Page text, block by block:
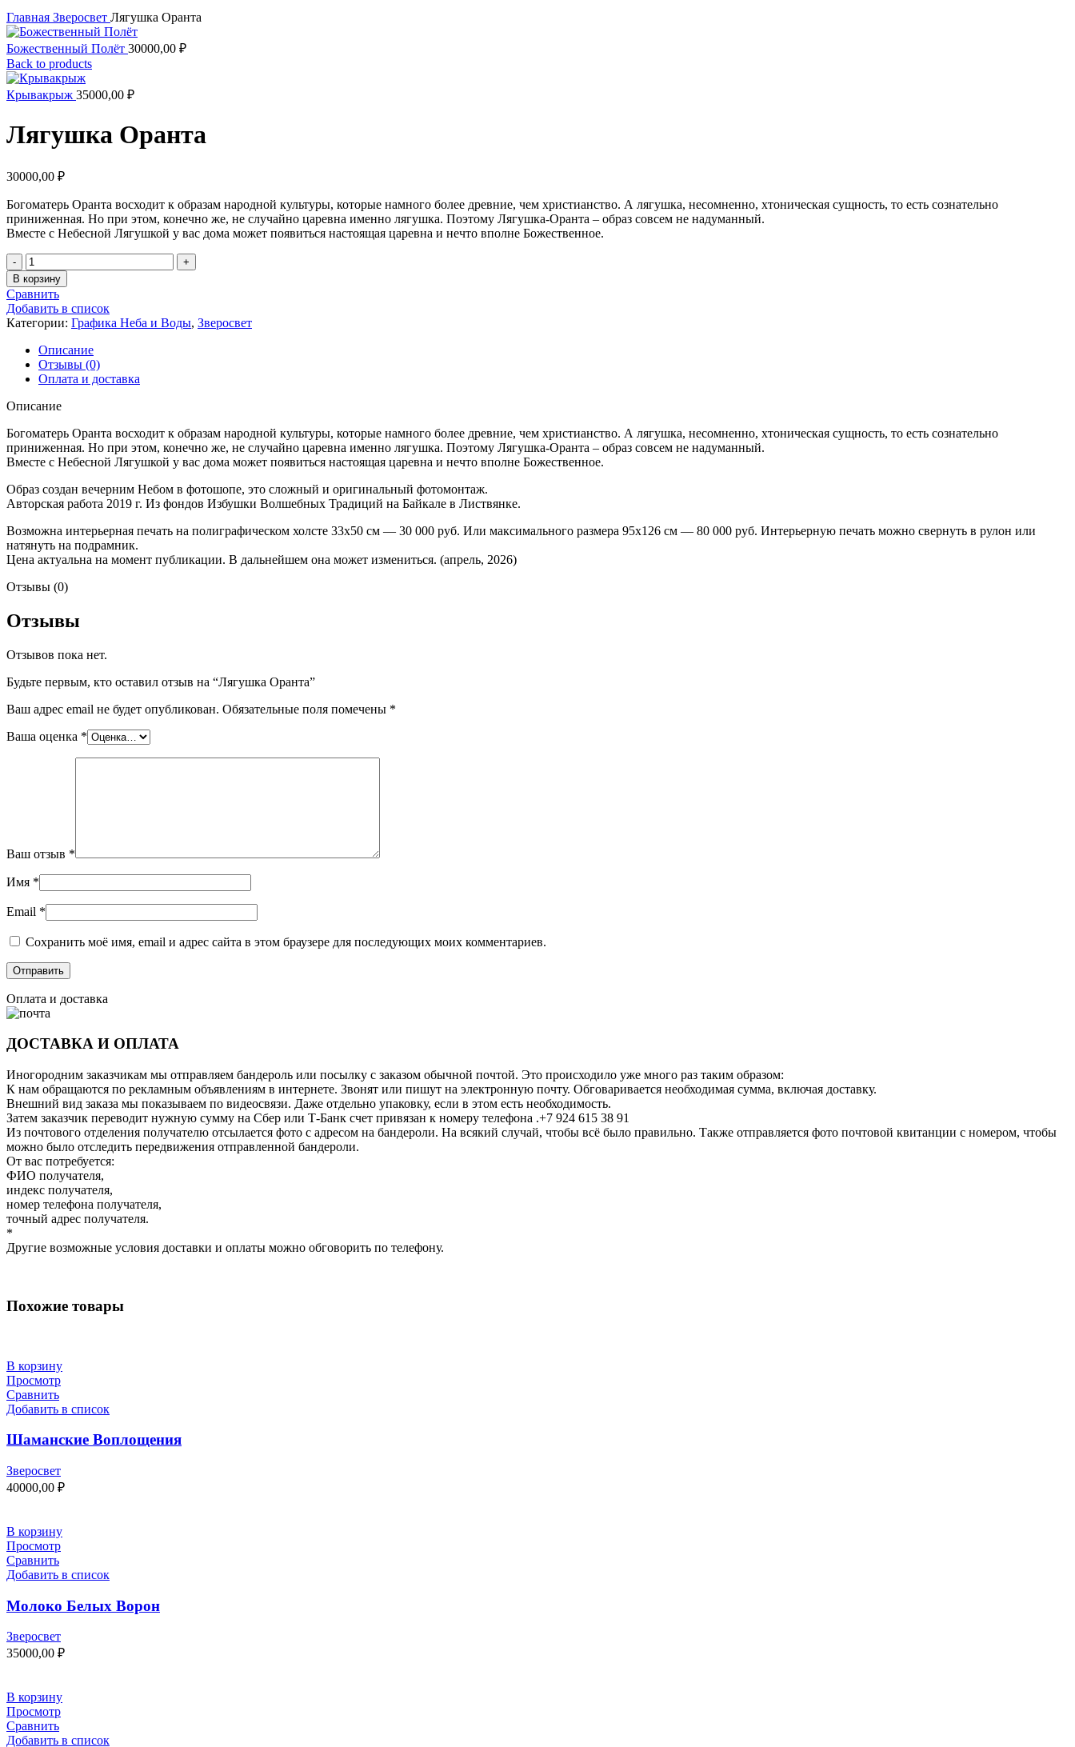
Главная Зверосвет Лягушка Оранта
Божественный Полёт 30000,00 ₽
Back to products
Крывакрыж 35000,00 ₽
Лягушка Оранта
30000,00 ₽
Богоматерь Оранта восходит к образам народной культуры, которые намного более древние, чем христианство. А лягушка, несомненно, хтоническая сущность, то есть сознательно
приниженная. Но при этом, конечно же, не случайно царевна именно лягушка. Поэтому Лягушка-Оранта – образ совсем не надуманный.
Вместе с Небесной Лягушкой у вас дома может появиться настоящая царевна и нечто вполне Божественное.
Количество
товара
Лягушка
Оранта
В корзину
Сравнить
Добавить в список
Категории: Графика Неба и Воды, Зверосвет
Описание
Отзывы (0)
Оплата и доставка
Описание
Богоматерь Оранта восходит к образам народной культуры, которые намного более древние, чем христианство. А лягушка, несомненно, хтоническая сущность, то есть сознательно
приниженная. Но при этом, конечно же, не случайно царевна именно лягушка. Поэтому Лягушка-Оранта – образ совсем не надуманный.
Вместе с Небесной Лягушкой у вас дома может появиться настоящая царевна и нечто вполне Божественное.
Образ создан вечерним Небом в фотошопе, это сложный и оригинальный фотомонтаж.
Авторская работа 2019 г. Из фондов Избушки Волшебных Традиций на Байкале в Листвянке.
Возможна интерьерная печать на полиграфическом холсте 33х50 см — 30 000 руб. Или максимального размера 95х126 см — 80 000 руб. Интерьерную печать можно свернуть в рулон или
натянуть на подрамник.
Цена актуальна на момент публикации. В дальнейшем она может измениться. (апрель, 2026)
Отзывы (0)
Отзывы
Отзывов пока нет.
Будьте первым, кто оставил отзыв на “Лягушка Оранта”
Ваш адрес email не будет опубликован. Обязательные поля помечены *
Ваша оценка *
Ваш отзыв *
Имя *
Email *
Сохранить моё имя, email и адрес сайта в этом браузере для последующих моих комментариев.
Оплата и доставка
ДОСТАВКА И ОПЛАТА
Иногородним заказчикам мы отправляем бандероль или посылку с заказом обычной почтой. Это происходило уже много раз таким образом:
К нам обращаются по рекламным объявлениям в интернете. Звонят или пишут на электронную почту. Обговаривается необходимая сумма, включая доставку.
Внешний вид заказа мы показываем по видеосвязи. Даже отдельно упаковку, если в этом есть необходимость.
Затем заказчик переводит нужную сумму на Сбер или Т-Банк счет привязан к номеру телефона .+7 924 615 38 91
Из почтового отделения получателю отсылается фото с адресом на бандероли. На всякий случай, чтобы всё было правильно. Также отправляется фото почтовой квитанции с номером, чтобы
можно было отследить передвижения отправленной бандероли.
От вас потребуется:
ФИО получателя,
индекс получателя,
номер телефона получателя,
точный адрес получателя.
*
Другие возможные условия доставки и оплаты можно обговорить по телефону.
Похожие товары
В корзину
Просмотр
Сравнить
Добавить в список
Шаманские Воплощения
Зверосвет
40000,00 ₽
В корзину
Просмотр
Сравнить
Добавить в список
Молоко Белых Ворон
Зверосвет
35000,00 ₽
В корзину
Просмотр
Сравнить
Добавить в список